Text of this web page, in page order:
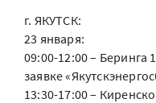
г. ЯКУТСК:
23 января:
09:00-12:00 – Беринга
заявке
13:30-17:00 –